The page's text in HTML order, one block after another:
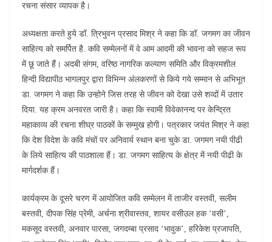
रचना संसार व्यापक है।
अध्यक्षता करते हुये डॉ. त्रिभुवन प्रसाद मिश्र ने कहा कि डॉ. जगमग का जीवन
साहित्य को समर्पित है. कवि सम्मेलनों में वे आम आदमी की भावना को सहज रूप
में छू जाते हैं। अदबी संगम, वरिष्ठ नागरिक कल्याण समिति और विक्रमशील
हिन्दी विद्यापीठ भागलपुर द्वारा विभिन्न अंलकरणों से किये गये सम्मान से अभिभूत
डा. जगमग ने कहा कि उन्होने जिस तरह से जीवन को देखा उसे शव्दों में उतार
दिया. यह क्रम अनवरत जारी है। कहा कि स्वामी विवेकानन्द पर केन्द्रित
महाकाव्य की रचना शीघ्र पाठकों के सम्मुख होगी। पत्रकार जयंत मिश्र ने कहा
कि देश विदेश के कवि मंचों पर अनिवार्य स्थान बना चुके डा. जगमग नयी पीढी
के लिये साहित्य की पाठशाला हैं। डा. जगमग साहित्य के क्षेत्र में नयी पीढी के
मार्गदर्शक हैं।
कार्यक्रम के दूसरे चरण में आयोजित कवि सम्मेलन में ताजीर वस्तवी, सलीम
बस्तवी, दीपक सिंह प्रेमी, अर्चना श्रीवास्तव, शायर वसीउल हक ‘वसी’,
मकसूद वस्तवी, अनवार पारसा, जगदम्बा प्रसाद ‘भावुक’, हरिकेश प्रजापति,